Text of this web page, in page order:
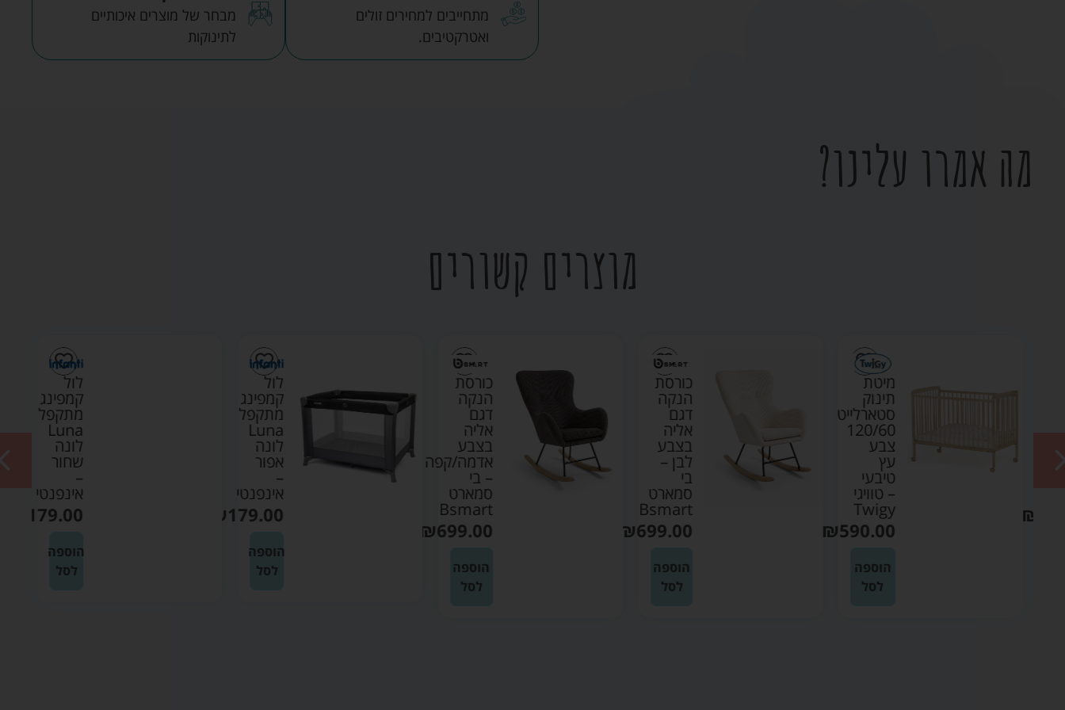
מתחייבים למחירים זולים
ואטרקטיבים.
מבחר של מוצרים איכותיים
לתינוקות
מה אמרו עלינו?
מוצרים קשורים
₪
מיטת
תינוק
סטארלייט
120/60
צבע
עץ
טיבעי
– טוויגי
Twigy
₪590.00
הוספה
לסל
כורסת
הנקה
דגם
אליה
בצבע
לבן –
בי
סמארט
Bsmart
₪699.00
הוספה
לסל
כורסת
הנקה
דגם
אליה
בצבע
אדמה/קפה
– בי
סמארט
Bsmart
₪699.00
הוספה
לסל
לול
קמפינג
מתקפל
Luna
לונה
אפור
–
אינפנטי
₪179.00
הוספה
לסל
לול
קמפינג
מתקפל
Luna
לונה
שחור
–
אינפנטי
179.00
הוספה
לסל